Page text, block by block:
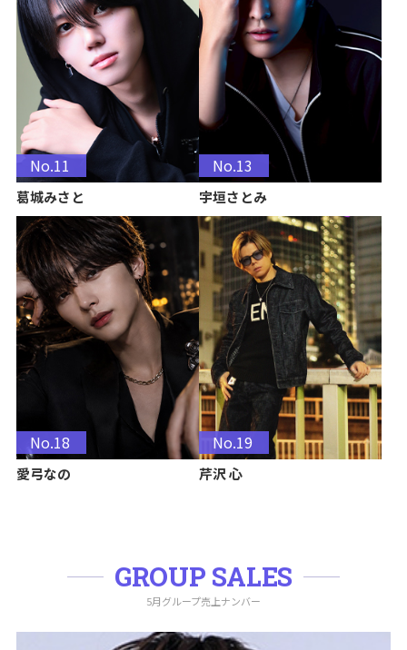
No.11
葛城みさと
No.13
宇垣さとみ
No.18
愛弓なの
No.19
芹沢 心
GROUP SALES
5月グループ売上ナンバー